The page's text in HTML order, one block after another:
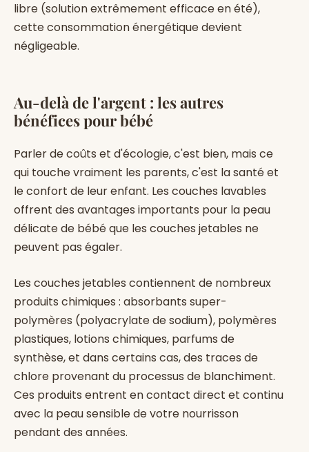
libre (solution extrêmement efficace en été),
cette consommation énergétique devient
négligeable.
Au-delà de l'argent : les autres
bénéfices pour bébé
Parler de coûts et d'écologie, c'est bien, mais ce
qui touche vraiment les parents, c'est la santé et
le confort de leur enfant. Les couches lavables
offrent des avantages importants pour la peau
délicate de bébé que les couches jetables ne
peuvent pas égaler.
Les couches jetables contiennent de nombreux
produits chimiques : absorbants super-
polymères (polyacrylate de sodium), polymères
plastiques, lotions chimiques, parfums de
synthèse, et dans certains cas, des traces de
chlore provenant du processus de blanchiment.
Ces produits entrent en contact direct et continu
avec la peau sensible de votre nourrisson
pendant des années.